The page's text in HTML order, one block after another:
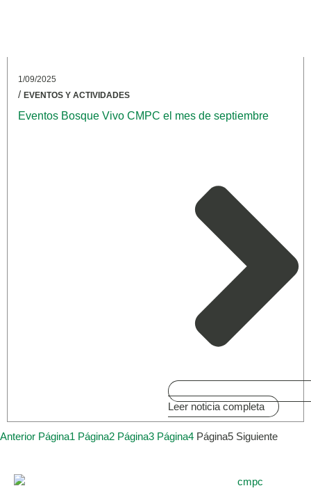
1/09/2025
/ EVENTOS Y ACTIVIDADES
Eventos Bosque Vivo CMPC el mes de septiembre
Leer noticia completa
Anterior Página1 Página2 Página3 Página4 Página5 Siguiente